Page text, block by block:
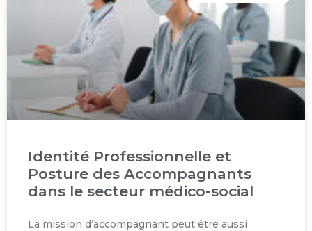
Identité Professionnelle et
Posture des Accompagnants
dans le secteur médico-social
La mission d’accompagnant peut être aussi